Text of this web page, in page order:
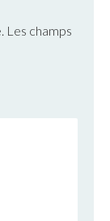
Les champs